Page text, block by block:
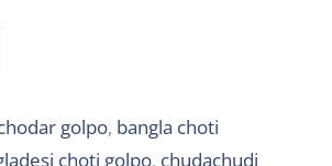
golpo, bangla choti
choti golpo, chudachudi